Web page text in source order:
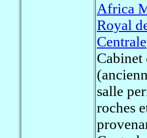
Africa
Royal
Centrale
Cabinet
salle
roches